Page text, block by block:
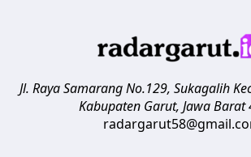
Jl. Raya Samarang No.129, Sukagalih
Kabupaten Garut, Jawa Barat